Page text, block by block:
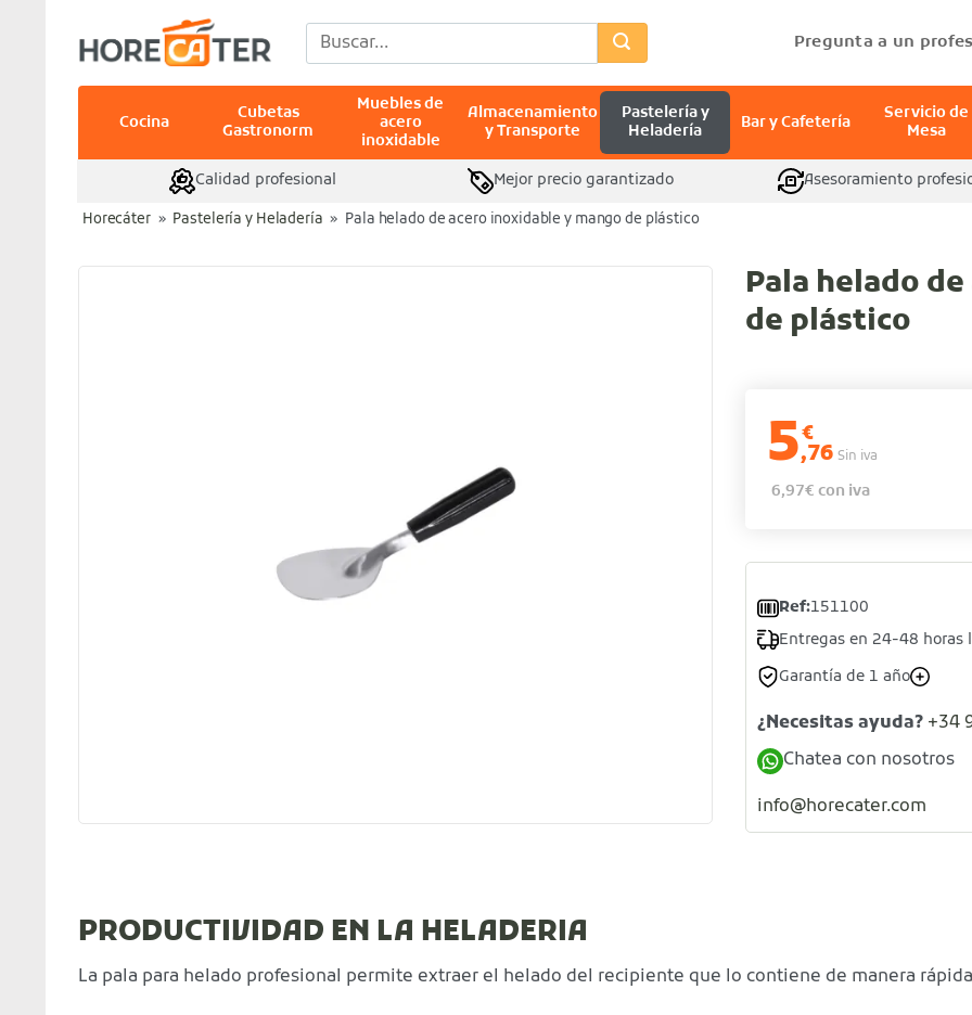
contenido
Buscar
por:
Pregunta a un
Cocina
Cubetas
Gastronorm
Muebles de
acero
inoxidable
Almacenamiento
y Transporte
Pastelería y
Heladería
Bar y Cafetería
Servicio de
Mesa
Calidad profesional Mejor precio garantizado Asesoramiento
Horecáter » Pastelería y Heladería » Pala helado de acero inoxidable y mango de plástico
Pala helado
de plástico
5€
,76 Sin iva
6,97€ con iva
Ref:151100
Entregas en 24-48 horas
Garantía de 1 año
¿Necesitas ayuda? +34
Chatea con nosotros
info@horecater.com
PRODUCTIVIDAD EN LA HELADERIA
La pala para helado profesional permite extraer el helado del recipiente que lo contiene de manera